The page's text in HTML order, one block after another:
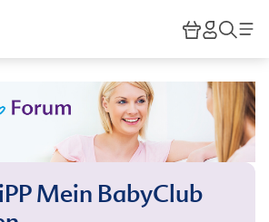
HiPP
Mein BabyClub